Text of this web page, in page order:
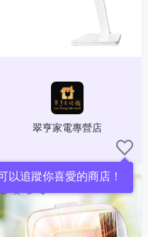
翠亨家電專營店
以追蹤你喜愛的商店！